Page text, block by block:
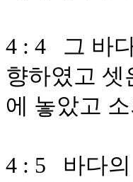
4 : 4 그 바
향하였고 셋
에 놓았고
4 : 5 바다의